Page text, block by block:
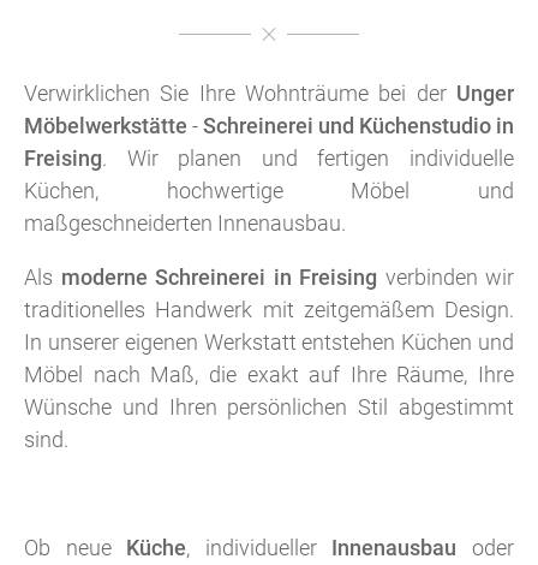
Verwirklichen Sie Ihre Wohnträume bei der Unger
Möbelwerkstätte -Schreinerei und Küchenstudio in
Freising. Wir planen und fertigen individuelle
Küchen, hochwertige Möbel und
maßgeschneiderten Innenausbau.
Als moderne Schreinerei in Freising verbinden wir
traditionelles Handwerk mit zeitgemäßem Design.
In unserer eigenen Werkstatt entstehen Küchen und
Möbel nach Maß, die exakt auf Ihre Räume, Ihre
Wünsche und Ihren persönlichen Stil abgestimmt
sind.
Ob neue Küche, individueller Innenausbau oder